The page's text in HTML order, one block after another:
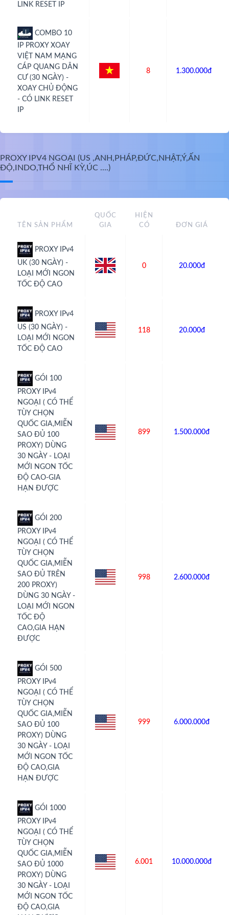
LINK RESET IP
COMBO 10
IP PROXY XOAY
VIỆT NAM MẠNG
CÁP QUANG DÂN
CƯ (30 NGÀY) -
XOAY CHỦ ĐỘNG
- CÓ LINK RESET
IP
8 1.300.000đ
PROXY IPV4 NGOẠI (US ,ANH,PHÁP,ĐỨC,NHẬT,Ý,ẤN
ĐỘ,INDO,THỔ NHĨ KỲ,ÚC ....)
TÊN SẢN PHẨM
QUỐC
GIA
HIỆN
CÓ
ĐƠN GIÁ
PROXY IPv4
UK (30 NGÀY) -
LOẠI MỚI NGON
TỐC ĐỘ CAO
0 20.000đ
PROXY IPv4
US (30 NGÀY) -
LOẠI MỚI NGON
TỐC ĐỘ CAO
118 20.000đ
GÓI 100
PROXY IPv4
NGOẠI ( CÓ THỂ
TÙY CHỌN
QUỐC GIA,MIỄN
SAO ĐỦ 100
PROXY) DÙNG
30 NGÀY - LOẠI
MỚI NGON TỐC
ĐỘ CAO-GIA
HẠN ĐƯỢC
899 1.500.000đ
GÓI 200
PROXY IPv4
NGOẠI ( CÓ THỂ
TÙY CHỌN
QUỐC GIA,MIỄN
SAO ĐỦ TRÊN
200 PROXY)
DÙNG 30 NGÀY -
LOẠI MỚI NGON
TỐC ĐỘ
CAO,GIA HẠN
ĐƯỢC
998 2.600.000đ
GÓI 500
PROXY IPv4
NGOẠI ( CÓ THỂ
TÙY CHỌN
QUỐC GIA,MIỄN
SAO ĐỦ 100
PROXY) DÙNG
30 NGÀY - LOẠI
MỚI NGON TỐC
ĐỘ CAO,GIA
HẠN ĐƯỢC
999 6.000.000đ
GÓI 1000
PROXY IPv4
NGOẠI ( CÓ THỂ
TÙY CHỌN
QUỐC GIA,MIỄN
SAO ĐỦ 1000
PROXY) DÙNG
30 NGÀY - LOẠI
MỚI NGON TỐC
ĐỘ CAO,GIA
6.001 10.000.000đ